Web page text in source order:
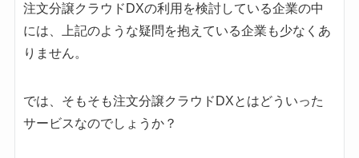
注文分譲クラウドDXの利用を検討している企業の中
には、上記のような疑問を抱えている企業も少なくあ
りません。
では、そもそも注文分譲クラウドDXとはどういった
サービスなのでしょうか？